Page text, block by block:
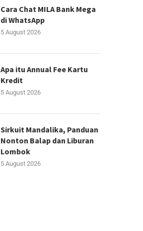
Cara Chat MILA Bank Mega
di WhatsApp
5 August 2026
Apa itu Annual Fee Kartu
Kredit
5 August 2026
Sirkuit Mandalika, Panduan
Nonton Balap dan Liburan
Lombok
5 August 2026